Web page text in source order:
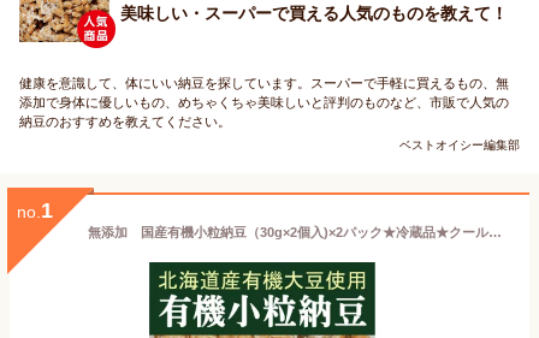
美味しい・スーパーで買える人気のものを教えて！
健康を意識して、体にいい納豆を探しています。スーパーで手軽に買えるもの、無
添加で身体に優しいもの、めちゃくちゃ美味しいと評判のものなど、市販で人気の
納豆のおすすめを教えてください。
ベストオイシー編集部
no. 1
無添加 国産有機小粒納豆（30g×2個入)×2パック★冷蔵品★クール冷蔵便★有機JAS認証★国内産の貴重な有機大豆を使用した納豆です。